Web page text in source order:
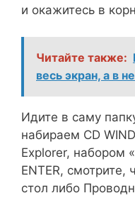
и окажитесь в
Читайте также:
весь экран, а в
Идите в саму
набираем CD
Explorer, набором
ENTER, смотрите,
стол либо